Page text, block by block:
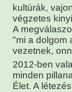
kultúrák,
végzetes
A
"mi a dolgom
vezetnek,
2012-ben
minden
Élet. A